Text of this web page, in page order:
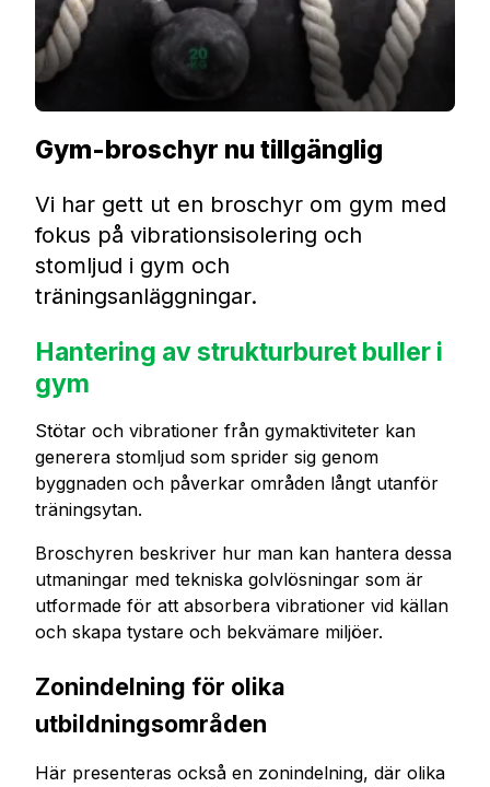
Gym-broschyr nu tillgänglig
Vi har gett ut en broschyr om gym med
fokus på vibrationsisolering och
stomljud i gym och
träningsanläggningar.
Hantering av strukturburet buller i
gym
Stötar och vibrationer från gymaktiviteter kan
generera stomljud som sprider sig genom
byggnaden och påverkar områden långt utanför
träningsytan.
Broschyren beskriver hur man kan hantera dessa
utmaningar med tekniska golvlösningar som är
utformade för att absorbera vibrationer vid källan
och skapa tystare och bekvämare miljöer.
Zonindelning för olika
utbildningsområden
Här presenteras också en zonindelning, där olika